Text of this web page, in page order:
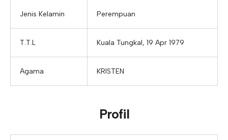
Jenis Kelamin Perempuan
T.T.L Kuala Tungkal, 19 Apr 1979
Agama KRISTEN
Profil